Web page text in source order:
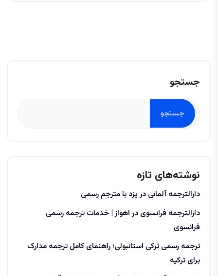
جستجو
جستجو
نوشته‌های تازه
دارالترجمه آلمانی در یزد با مترجم رسمی
دارالترجمه فرانسوی در اهواز | خدمات ترجمه رسمی
فرانسوی
ترجمه رسمی ترکی استانبولی؛ راهنمای کامل ترجمه مدارک
برای ترکیه